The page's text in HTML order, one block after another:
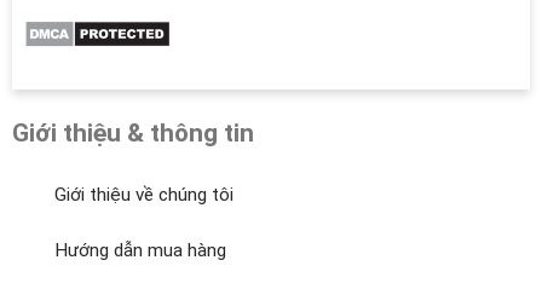
Giới thiệu & thông tin
Giới thiệu về chúng tôi
Hướng dẫn mua hàng